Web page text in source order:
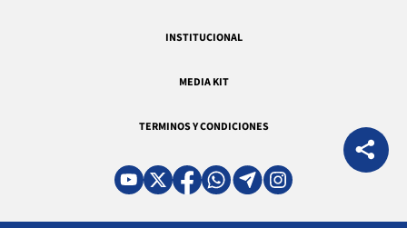
INSTITUCIONAL
MEDIA KIT
TERMINOS Y CONDICIONES